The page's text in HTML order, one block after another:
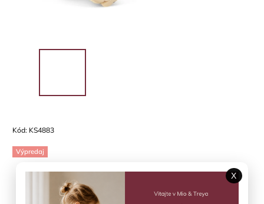
Kód: KS4883
Výpredaj
Položka bola vypredaná…
X